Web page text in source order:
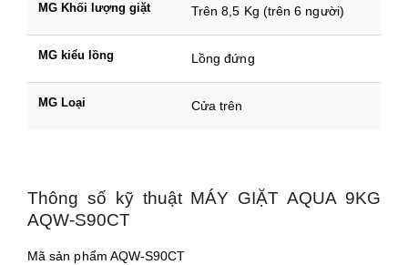
MG Khối lượng giặt Trên 8,5 Kg (trên 6 người)
MG kiểu lồng Lồng đứng
MG Loại Cửa trên
Thông số kỹ thuật MÁY GIẶT AQUA 9KG
AQW-S90CT
Mã sản phẩm AQW-S90CT